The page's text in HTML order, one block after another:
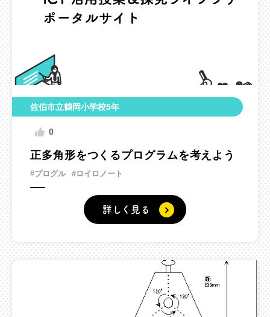
佐伯市立鶴岡小学校5年
0
正多角形をつくるプログラムを考えよう
#プログル #ロイロノート
詳しく見る